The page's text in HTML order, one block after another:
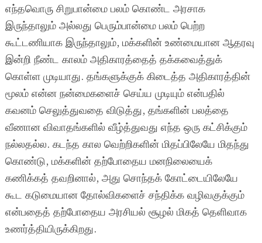
எந்தவொரு சிறுபான்மை பலம் கொண்ட அரசாக
இருந்தாலும் அல்லது பெரும்பான்மை பலம் பெற்ற
கூட்டணியாக இருந்தாலும், மக்களின் உண்மையான ஆதரவு
இன்றி நீண்ட காலம் அதிகாரத்தைத் தக்கவைத்துக்
கொள்ள முடியாது. தங்களுக்குக் கிடைத்த அதிகாரத்தின்
மூலம் என்ன நன்மைகளைச் செய்ய முடியும் என்பதில்
கவனம் செலுத்துவதை விடுத்து, தங்களின் பலத்தை
வீணான விவாதங்களில் வீழ்த்துவது எந்த ஒரு கட்சிக்கும்
நல்லதல்ல. கடந்த கால வெற்றிகளின் மிதப்பிலேயே மிதந்து
கொண்டு, மக்களின் தற்போதைய மனநிலையைக்
கணிக்கத் தவறினால், அது சொந்தக் கோட்டையிலேயே
கூட கடுமையான தோல்விகளைச் சந்திக்க வழிவகுக்கும்
என்பதைத் தற்போதைய அரசியல் சூழல் மிகத் தெளிவாக
உணர்த்தியிருக்கிறது.